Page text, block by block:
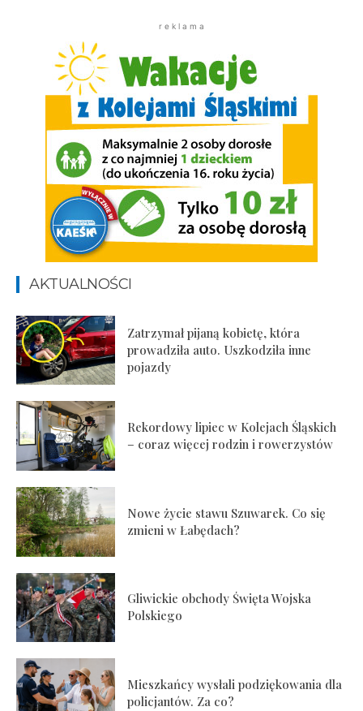
r e k l a m a
AKTUALNOŚCI
Zatrzymał pijaną kobietę, która
prowadziła auto. Uszkodziła inne
pojazdy
Rekordowy lipiec w Kolejach Śląskich
– coraz więcej rodzin i rowerzystów
Nowe życie stawu Szuwarek. Co się
zmieni w Łabędach?
Gliwickie obchody Święta Wojska
Polskiego
Mieszkańcy wysłali podziękowania dla
policjantów. Za co?